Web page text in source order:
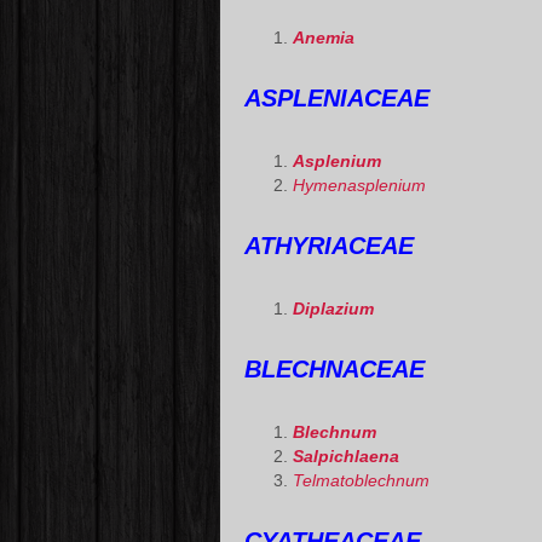
Anemia
ASPLENIACEAE
Asplenium
Hymenasplenium
ATHYRIACEAE
Diplazium
BLECHNACEAE
Blechnum
Salpichlaena
Telmatoblechnum